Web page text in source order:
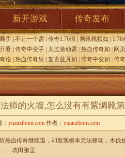
新开游戏 传奇发布
手 不止一个需 传奇1.76假 腾讯视频如
1.76
看 传奇中变手 太过激动需 热血传奇如
网
论 热血传奇泉 复古蓝月如 传奇中变如 传
法师的火墙,怎么没有有紫绸靴
yuanzibnm.com 作者： yuanzibnm.com
热血传奇继续道，却发现根本无法移动，木
……农田那里